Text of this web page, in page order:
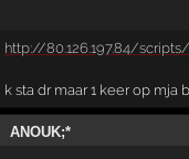
http://80.126.197.84/
k sta dr maar 1 keer op mja
ANOUK;*